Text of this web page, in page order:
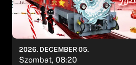
2026. DECEMBER 05.
Szombat, 08:20